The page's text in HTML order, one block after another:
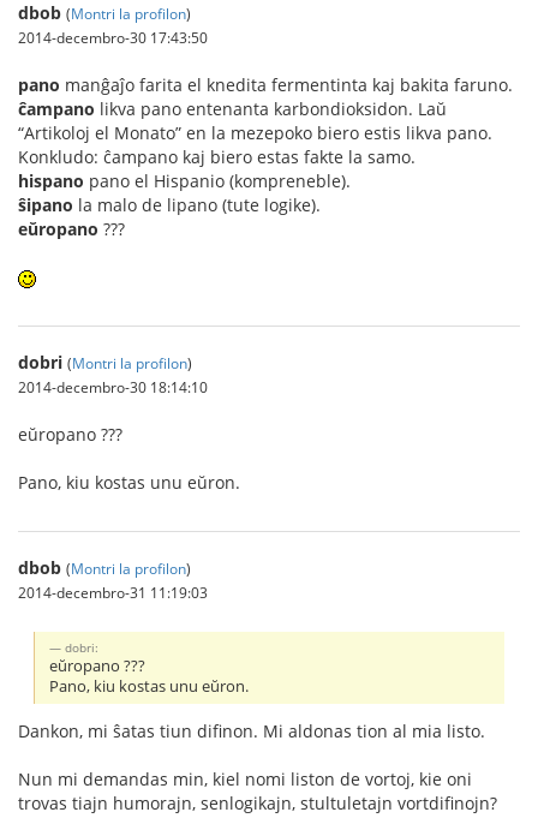
dbob (Montri la profilon)
2014-decembro-30 17:43:50
pano manĝaĵo farita el knedita fermentinta kaj bakita faruno.
ĉampano likva pano entenanta karbondioksidon. Laŭ
“Artikoloj el Monato” en la mezepoko biero estis likva pano.
Konkludo: ĉampano kaj biero estas fakte la samo.
hispano pano el Hispanio (kompreneble).
ŝipano la malo de lipano (tute logike).
eŭropano ???
dobri (Montri la profilon)
2014-decembro-30 18:14:10
eŭropano ???
Pano, kiu kostas unu eŭron.
dbob (Montri la profilon)
2014-decembro-31 11:19:03
dobri:
eŭropano ???
Pano, kiu kostas unu eŭron.
Dankon, mi ŝatas tiun difinon. Mi aldonas tion al mia listo.
Nun mi demandas min, kiel nomi liston de vortoj, kie oni
trovas tiajn humorajn, senlogikajn, stultuletajn vortdifinojn?